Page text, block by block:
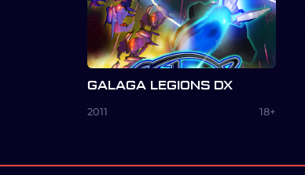
GALAGA LEGIONS DX
2011 18+